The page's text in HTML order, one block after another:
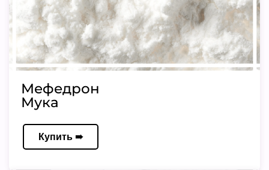
Мефедрон
Мука
Купить ➠